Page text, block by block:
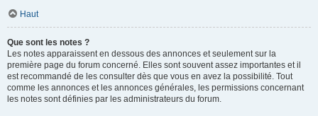
Haut
Que sont les notes ?
Les notes apparaissent en dessous des annonces et seulement sur la
première page du forum concerné. Elles sont souvent assez importantes et il
est recommandé de les consulter dès que vous en avez la possibilité. Tout
comme les annonces et les annonces générales, les permissions concernant
les notes sont définies par les administrateurs du forum.